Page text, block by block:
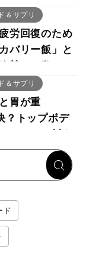
木澤大祐が
＆サプリ
労回復のため
バリー飯」と
賛した鶏レバ
＆サプリ
胃が重
トップボデ
カバリー飯を
ル解説
ド